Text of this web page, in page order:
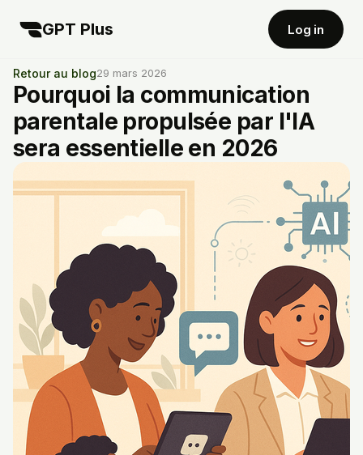
GPT Plus Log in
Retour au blog29 mars 2026
Pourquoi la communication
parentale propulsée par l'IA
sera essentielle en 2026